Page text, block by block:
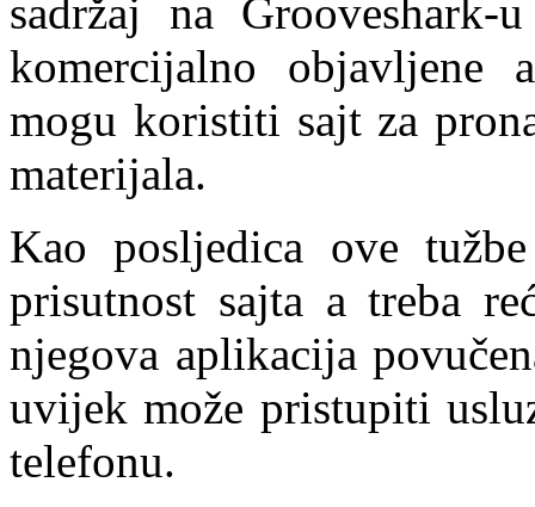
sadržaj na
komercijalno objavljene
mogu koristiti sajt za
materijala.
Kao posljedica ove
prisutnost sajta a treba
njegova aplikacija
uvijek može pristupiti
telefonu.